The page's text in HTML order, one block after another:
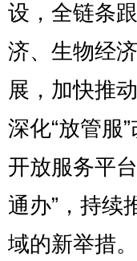
设，全链条
济、生物经
展，加快推
深化“放管服
开放服务平
通办”，持续
域的新举措